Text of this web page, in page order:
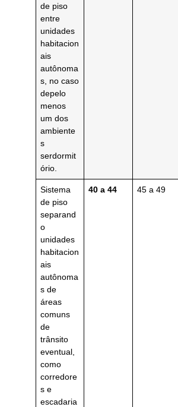
de piso
entre
unidades
habitacion
ais
autônoma
s, no caso
depelo
menos
um dos
ambiente
s
serdormit
ório.
Sistema
de piso
separand
o
unidades
habitacion
ais
autônoma
s de
áreas
comuns
de
trânsito
eventual,
como
corredore
s e
escadaria
40 a 44 45 a 49